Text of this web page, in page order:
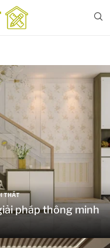
THẤT
pháp thông minh